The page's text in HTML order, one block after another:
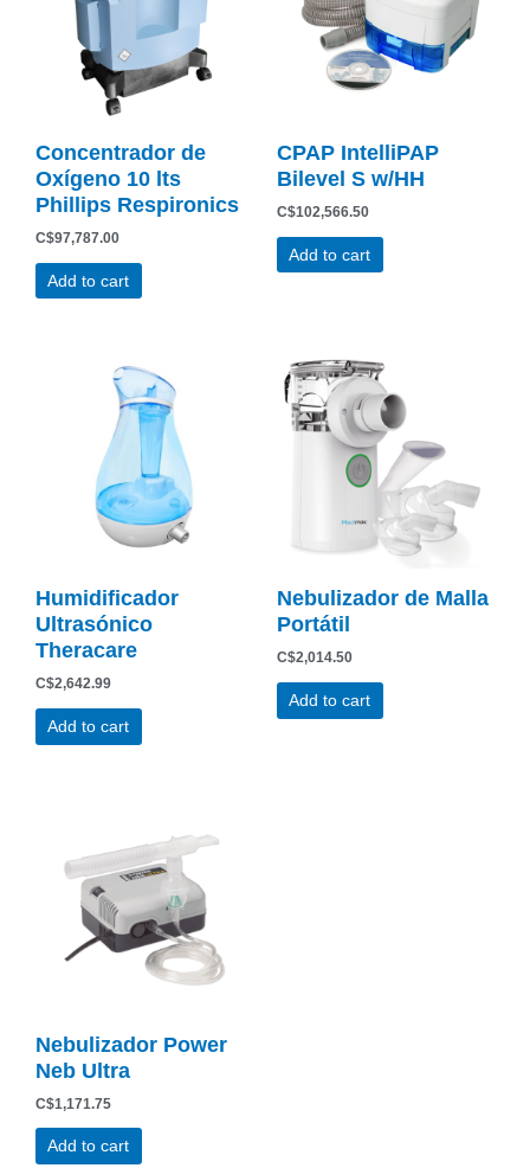
Concentrador de
Oxígeno 10 lts
Phillips Respironics
C$97,787.00
Add to cart
CPAP IntelliPAP
Bilevel S w/HH
C$102,566.50
Add to cart
Humidificador
Ultrasónico
Theracare
C$2,642.99
Add to cart
Nebulizador de Malla
Portátil
C$2,014.50
Add to cart
Nebulizador Power
Neb Ultra
C$1,171.75
Add to cart